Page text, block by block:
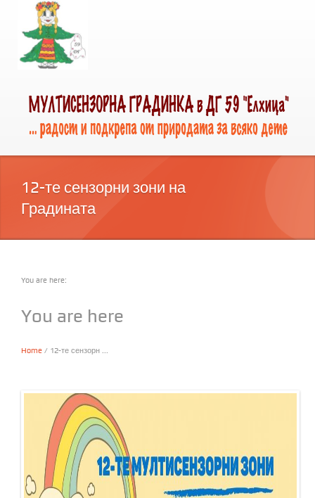
12-те сензорни зони на
Градината
You are here:
You are here
Home / 12-те сензорн ...